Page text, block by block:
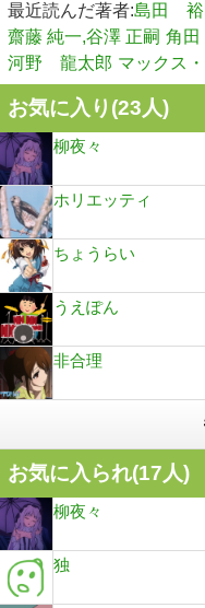
最近読んだ著者:島田 裕
齋藤 純一,谷澤 正嗣 角田
河野 龍太郎 マックス
お気に入り(23人)
柳夜々
ホリエッティ
ちょうらい
うえぽん
非合理
お気に入られ(17人)
柳夜々
独